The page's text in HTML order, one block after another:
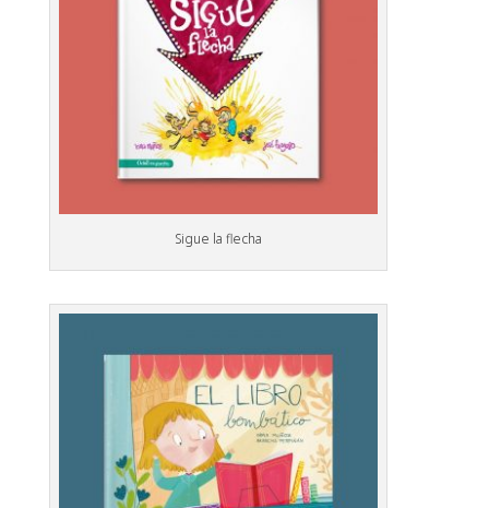
Sigue la flecha